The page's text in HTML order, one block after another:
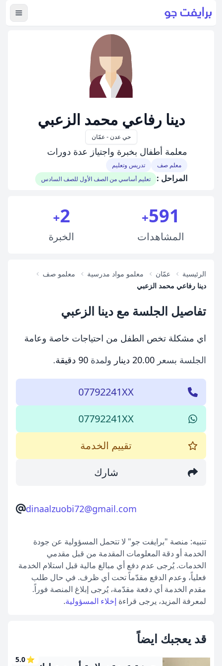
عرض
دينا رفاعي محمد الزعبي
حي عدن - عمّان
معلمة أطفال بخبرة واجتياز عدة دورات
معلم صف تدريس وتعليم
المراحل : تعليم أساسي من الصف الأول للصف السادس
591
+
المشاهدات
2
+
الخبرة
الرئيسية عمّان معلمو مواد مدرسية
معلمو صف
دينا رفاعي محمد الزعبي
تفاصيل الجلسة مع دينا الزعبي
اي مشكلة تخص الطفل من احتياجات خاصة وعامة
الجلسة بسعر 20.00 دينار ولمدة 90 دقيقة .
07792241XX
07792241XX
تقييم الخدمة
شارك
dinaalzuobi72@gmail.com
تنبيه: منصة "برايفت جو" لا تتحمل المسؤولية عن جودة
الخدمة أو دقة المعلومات المقدمة من قبل مقدمي
الخدمات. يُرجى عدم دفع أي مبالغ مالية قبل استلام الخدمة
فعلياً، وعدم الدفع مقدّماً تحت أي ظرف. في حال طلب
مقدم الخدمة أي دفعة مقدّمة، يُرجى إبلاغ المنصة فوراً.
لمعرفة المزيد، يرجى قراءة إخلاء المسؤولية.
قد يعجبك ايضاً
⭐
5.0